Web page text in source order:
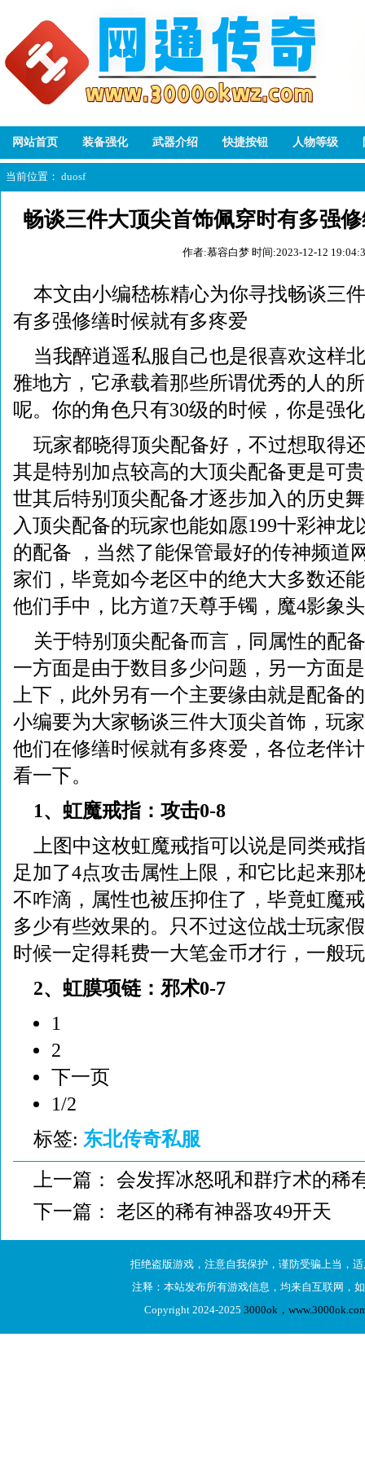
网站首页 装备强化 武器介绍 快捷按钮 人物等级
当前位置： duosf
畅谈三件大顶尖首饰佩穿时有多强
作者:慕容白梦 时间:2023-12-12
本文由小编嵇栋精心为你寻找畅谈三
有多强修缮时候就有多疼爱
当我醉逍遥私服自己也是很喜欢这样
雅地方，它承载着那些所谓优秀的人的
呢。你的角色只有30级的时候，你是强
玩家都晓得顶尖配备好，不过想取得
其是特别加点较高的大顶尖配备更是可
世其后特别顶尖配备才逐步加入的历史
入顶尖配备的玩家也能如愿199十彩神
的配备 ，当然了能保管最好的传神频道
家们，毕竟如今老区中的绝大大多数还
他们手中，比方道7天尊手镯，魔4影象
关于特别顶尖配备而言，同属性的配
一方面是由于数目多少问题，另一方面
上下，此外另有一个主要缘由就是配备
小编要为大家畅谈三件大顶尖首饰，玩
他们在修缮时候就有多疼爱，各位老伴
看一下。
1、虹魔戒指：攻击0-8
上图中这枚虹魔戒指可以说是同类戒
足加了4点攻击属性上限，和它比起来那
不咋滴，属性也被压抑住了，毕竟虹魔
多少有些效果的。只不过这位战士玩家
时候一定得耗费一大笔金币才行，一般
2、虹膜项链：邪术0-7
1
2
下一页
1/2
标签: 东北传奇私服
上一篇： 会发挥冰怒吼和群疗术的稀
下一篇： 老区的稀有神器攻49开天
拒绝盗版游戏，注意自我保护，谨防受骗上当，
注释：本站发布所有游戏信息，均来自互联网，
Copyright 2024-2025 3000ok，